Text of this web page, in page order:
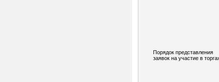
Порядок представления
заявок на участие в